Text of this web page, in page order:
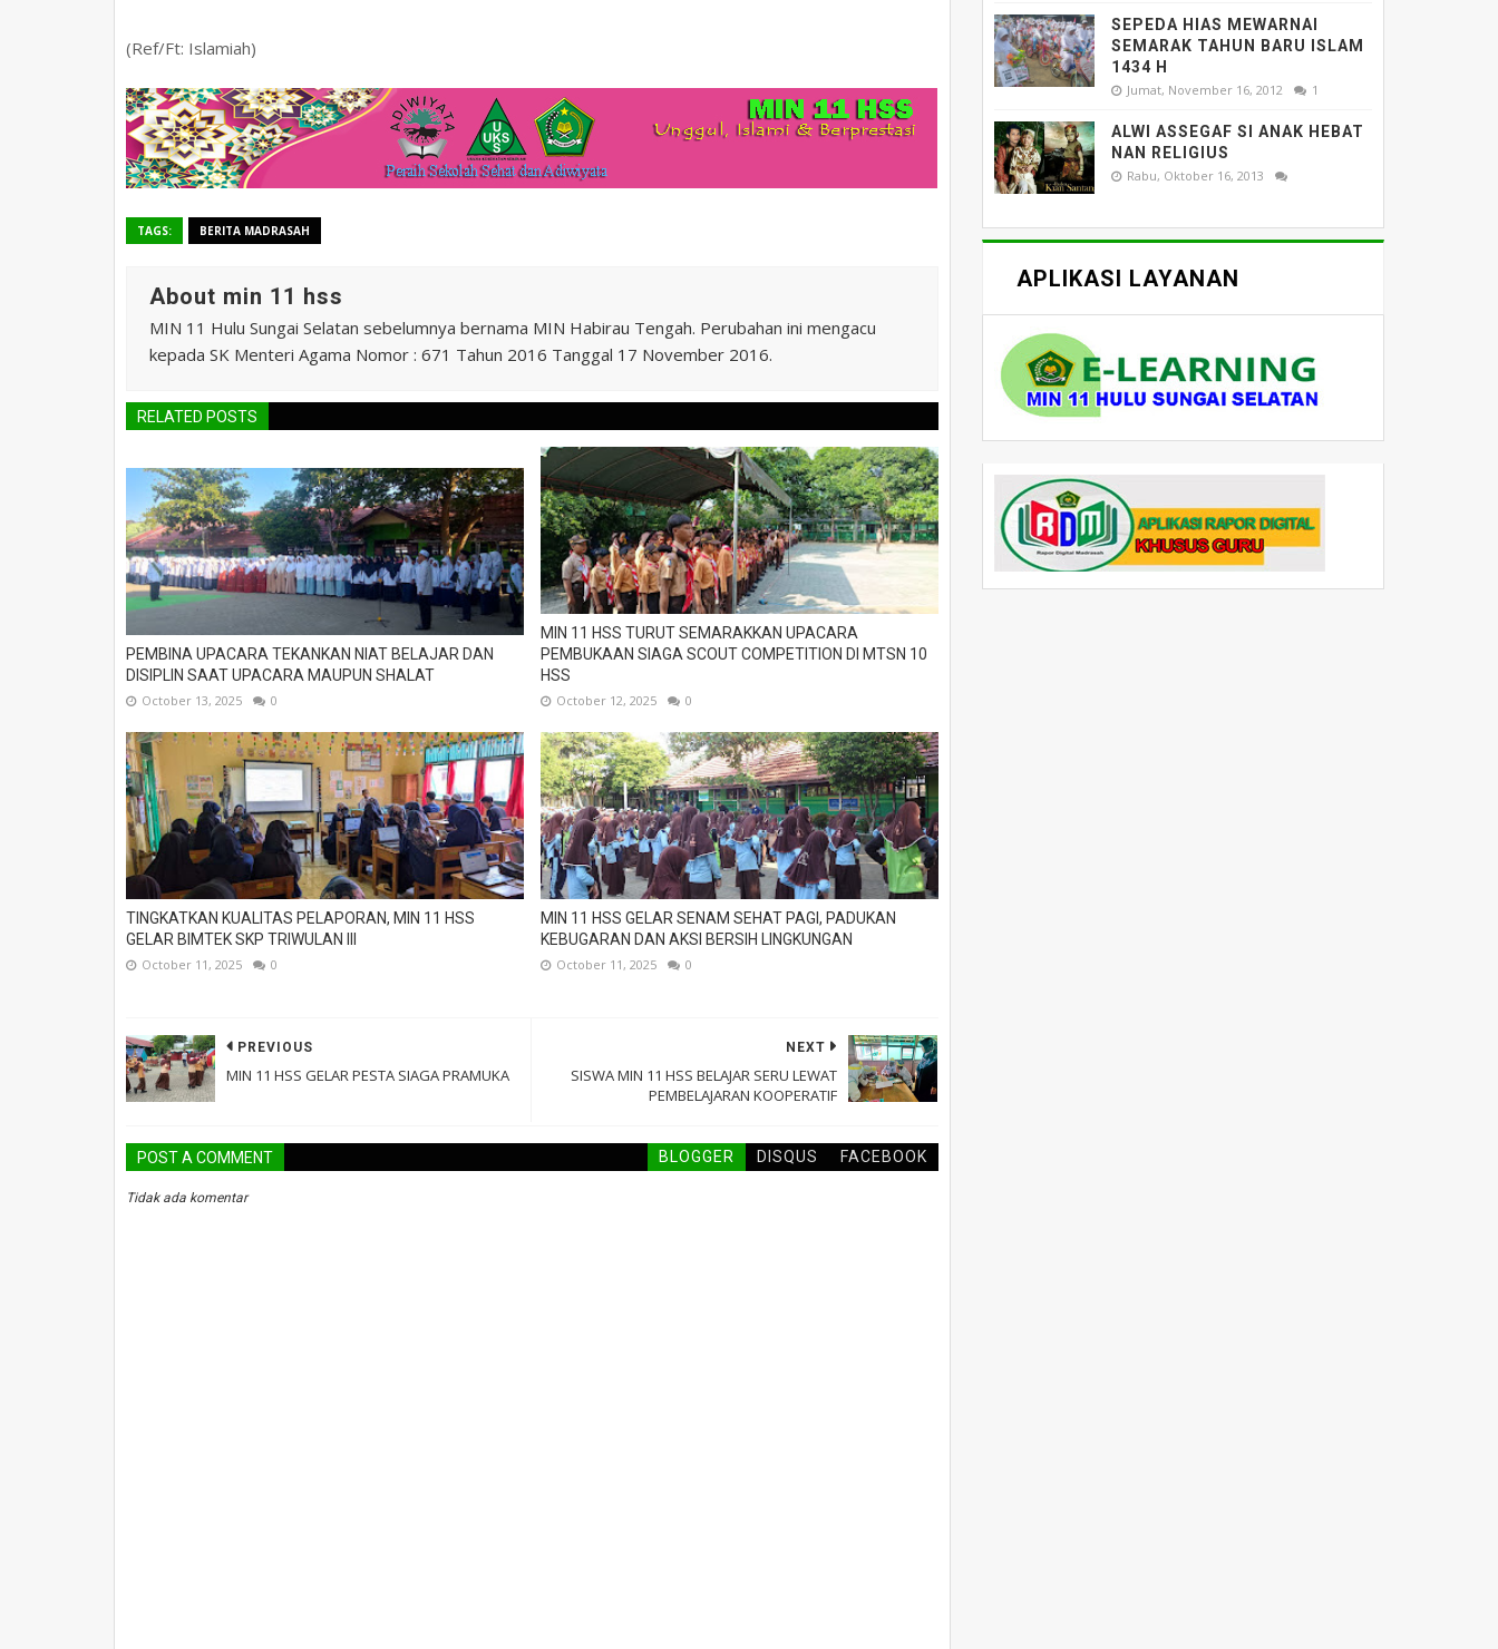
(Ref/Ft: Islamiah)
TAGS: BERITA MADRASAH
About min 11 hss
MIN 11 Hulu Sungai Selatan sebelumnya bernama MIN Habirau Tengah. Perubahan ini mengacu
kepada SK Menteri Agama Nomor : 671 Tahun 2016 Tanggal 17 November 2016.
RELATED POSTS
PEMBINA UPACARA TEKANKAN NIAT BELAJAR DAN
DISIPLIN SAAT UPACARA MAUPUN SHALAT
October 13, 2025 0
MIN 11 HSS TURUT SEMARAKKAN UPACARA
PEMBUKAAN SIAGA SCOUT COMPETITION DI MTSN 10
HSS
October 12, 2025 0
TINGKATKAN KUALITAS PELAPORAN, MIN 11 HSS
GELAR BIMTEK SKP TRIWULAN III
October 11, 2025 0
MIN 11 HSS GELAR SENAM SEHAT PAGI, PADUKAN
KEBUGARAN DAN AKSI BERSIH LINGKUNGAN
October 11, 2025 0
NEXT
SISWA MIN 11 HSS BELAJAR SERU LEWAT
PEMBELAJARAN KOOPERATIF
PREVIOUS
MIN 11 HSS GELAR PESTA SIAGA PRAMUKA
POST A COMMENT BLOGGER DISQUS FACEBOOK
Tidak ada komentar
SEPEDA HIAS MEWARNAI
SEMARAK TAHUN BARU ISLAM
1434 H
Jumat, November 16, 2012 1
ALWI ASSEGAF SI ANAK HEBAT
NAN RELIGIUS
Rabu, Oktober 16, 2013
APLIKASI LAYANAN